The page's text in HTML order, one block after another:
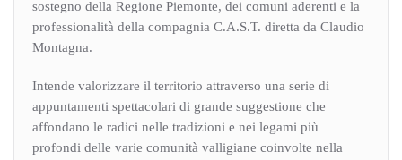
sostegno della Regione Piemonte, dei comuni aderenti e la
professionalità della compagnia C.A.S.T. diretta da Claudio
Montagna.
Intende valorizzare il territorio attraverso una serie di
appuntamenti spettacolari di grande suggestione che
affondano le radici nelle tradizioni e nei legami più
profondi delle varie comunità valligiane coinvolte nella